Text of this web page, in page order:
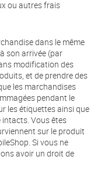
ou autres frais
dans le même
son arrivée (par
modification des
et de prendre des
les marchandises
pendant le
les étiquettes ainsi que
Vous êtes
sur le produit
Si vous ne
avoir un droit de